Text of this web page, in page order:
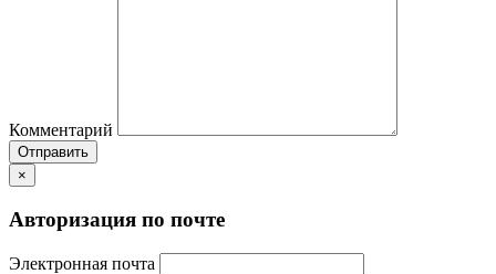
Комментарий
Отправить
×
Авторизация по почте
Электронная почта